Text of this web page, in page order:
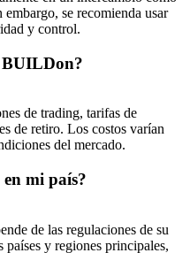
se recomienda usar
y control.
BUILDon?
de trading, tarifas de
de retiro. Los costos varían
del mercado.
mi país?
de las regulaciones de su
y regiones principales,